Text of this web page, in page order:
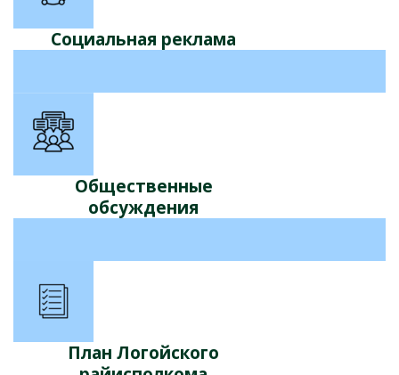
Социальная реклама
Общественные
обсуждения
План Логойского